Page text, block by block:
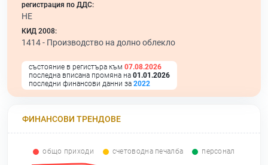
регистрация по ДДС:
НЕ
КИД 2008:
1414 - Производство на долно облекло
състояние в регистъра към 07.08.2026
последна вписана промяна на 01.01.2026
последни финансови данни за 2022
ФИНАНСОВИ ТРЕНДОВЕ
общо приходи счетоводна печалба персонал